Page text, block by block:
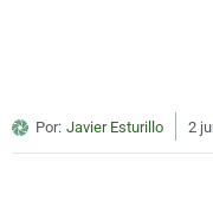
Por: Javier Esturillo 2